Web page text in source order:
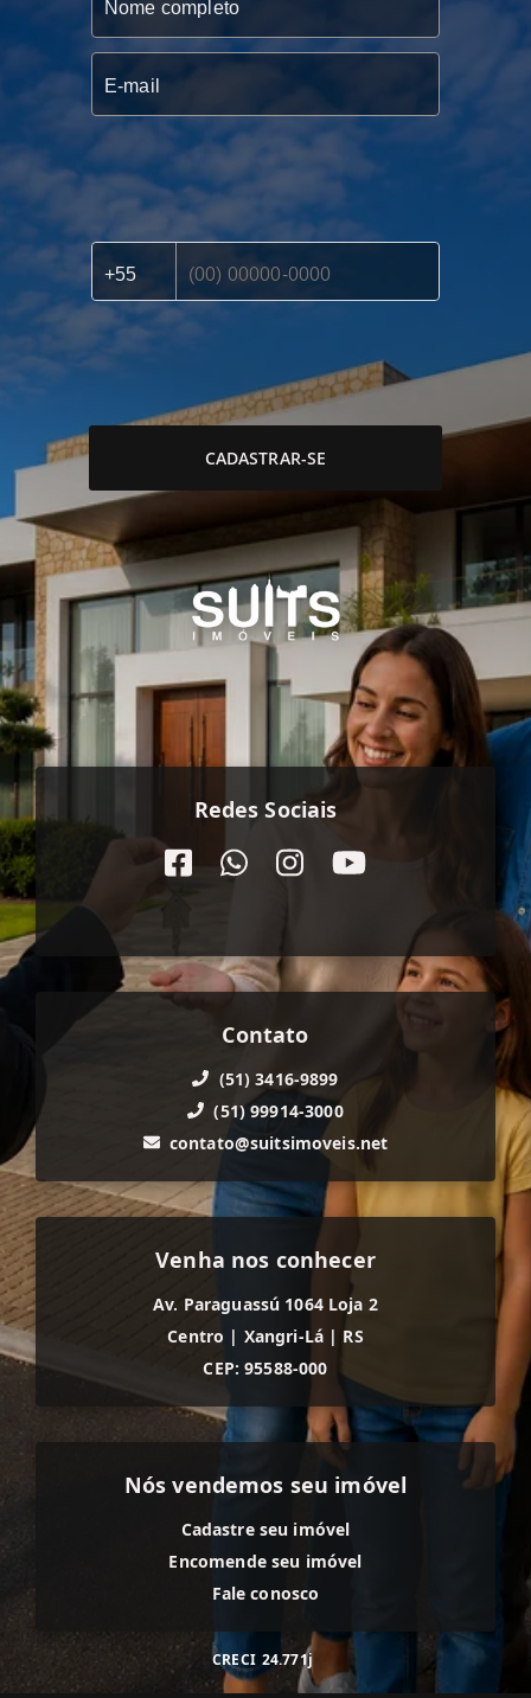
CADASTRAR-SE
Redes Sociais
Contato
(51) 3416-9899
(51) 99914-3000
contato@suitsimoveis.net
Venha nos conhecer
Av. Paraguassú 1064 Loja 2
Centro | Xangri-Lá | RS
CEP: 95588-000
Nós vendemos seu imóvel
Cadastre seu imóvel
Encomende seu imóvel
Fale conosco
CRECI 24.771j